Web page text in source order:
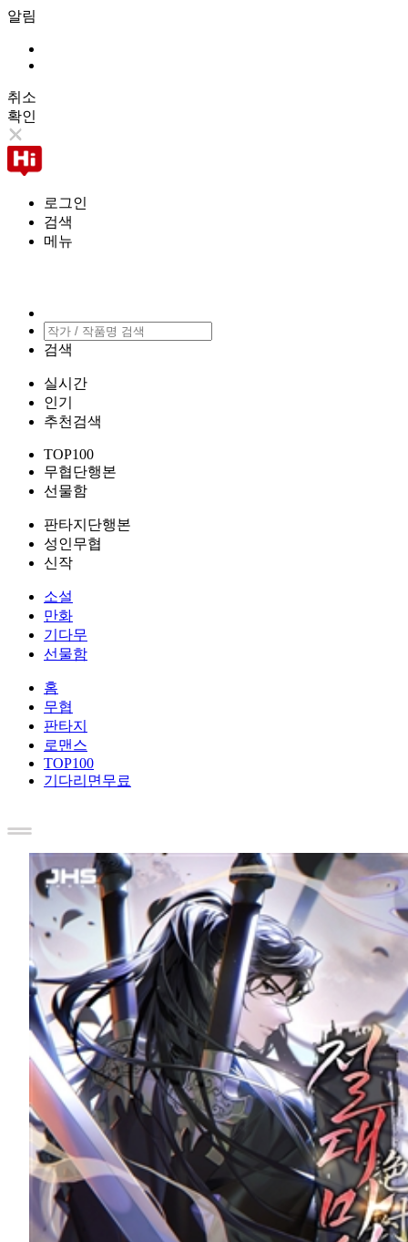
알림
취소
확인
로그인
검색
메뉴
검색
실시간
인기
추천검색
TOP100
무협단행본
선물함
판타지단행본
성인무협
신작
소설
만화
기다무
선물함
홈
무협
판타지
로맨스
TOP100
기다리면무료